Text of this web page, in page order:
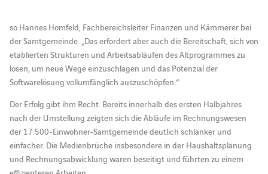
so Hannes Homfeld, Fachbereichsleiter Finanzen und Kämmerer bei
der Samtgemeinde. „Das erfordert aber auch die Bereitschaft, sich von
etablierten Strukturen und Arbeitsabläufen des Altprogrammes zu
lösen, um neue Wege einzuschlagen und das Potenzial der
Softwarelösung vollumfänglich auszuschöpfen.“
Der Erfolg gibt ihm Recht. Bereits innerhalb des ersten Halbjahres
nach der Umstellung zeigten sich die Abläufe im Rechnungswesen
der 17.500-Einwohner-Samtgemeinde deutlich schlanker und
einfacher. Die Medienbrüche insbesondere in der Haushaltsplanung
und Rechnungsabwicklung waren beseitigt und führten zu einem